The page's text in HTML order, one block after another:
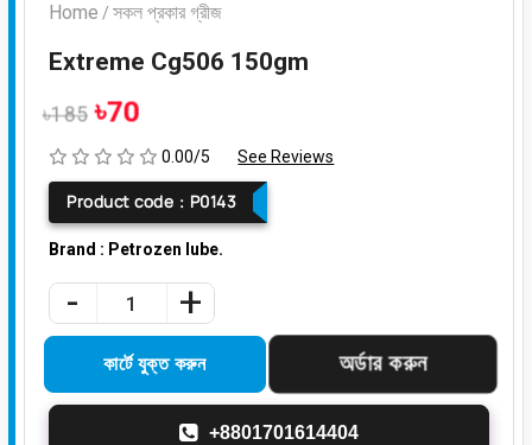
Home / সকল প্রকার গ্রীজ
Extreme Cg506 150gm
৳185 ৳70
0.00/5 See Reviews
Product code : P0143
Brand : Petrozen lube.
- +
+8801701614404